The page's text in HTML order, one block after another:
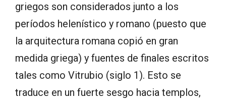
griegos son considerados junto a los
períodos helenístico y romano (puesto que
la arquitectura romana copió en gran
medida griega) y fuentes de finales escritos
tales como Vitrubio (siglo 1). Esto se
traduce en un fuerte sesgo hacia templos,